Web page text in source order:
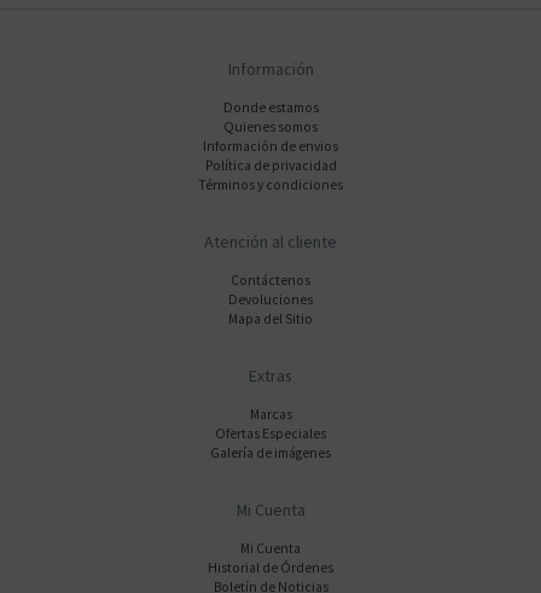
Información
Donde estamos
Quienes somos
Información de envios
Polí­tica de privacidad
Términos y condiciones
Atención al cliente
Contáctenos
Devoluciones
Mapa del Sitio
Extras
Marcas
Ofertas Especiales
Galería de imágenes
Mi Cuenta
Mi Cuenta
Historial de Órdenes
Boletín de Noticias